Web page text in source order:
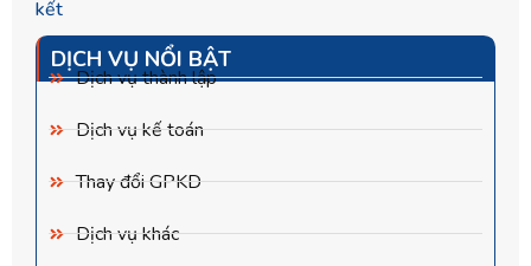
kết
DỊCH VỤ NỔI BẬT
Dịch vụ thành lập
Dịch vụ kế toán
Thay đổi GPKD
Dịch vụ khác